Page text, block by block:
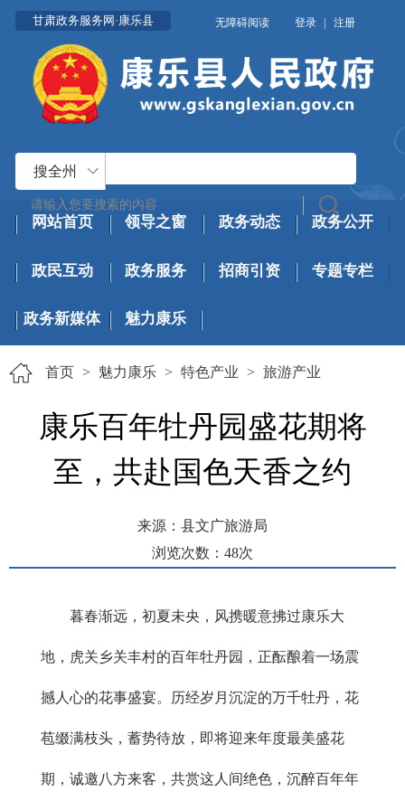
甘肃政务服务网·康乐县 无障碍阅读 登录 | 注册
搜全州
网站首页 领导之窗 政务动态 政务公开
政民互动 政务服务 招商引资 专题专栏
政务新媒体 魅力康乐
首页 > 魅力康乐 > 特色产业 > 旅游产业
康乐百年牡丹园盛花期将
至，共赴国色天香之约
来源：县文广旅游局
浏览次数： 48次
暮春渐远，初夏未央，风携暖意拂过康乐大
地，虎关乡关丰村的百年牡丹园，正酝酿着一场震
撼人心的花事盛宴。历经岁月沉淀的万千牡丹，花
苞缀满枝头，蓄势待放，即将迎来年度最美盛花
期，诚邀八方来客，共赏这人间绝色，沉醉百年年